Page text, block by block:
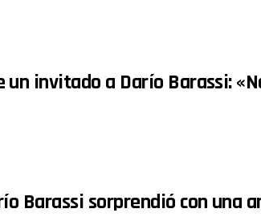
un invitado a Darío Barassi:
Barassi sorprendió con una